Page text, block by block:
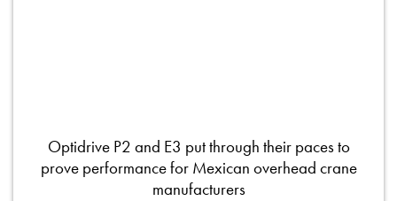
Optidrive P2 and E3 put through their paces to
prove performance for Mexican overhead crane
manufacturers